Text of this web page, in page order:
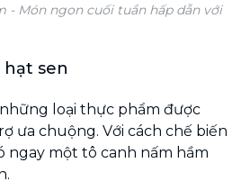
- Món ngon cuối tuần hấp dẫn với
sen
loại thực phẩm được
ưa chuộng. Với cách chế biến
ngay một tô canh nấm hầm